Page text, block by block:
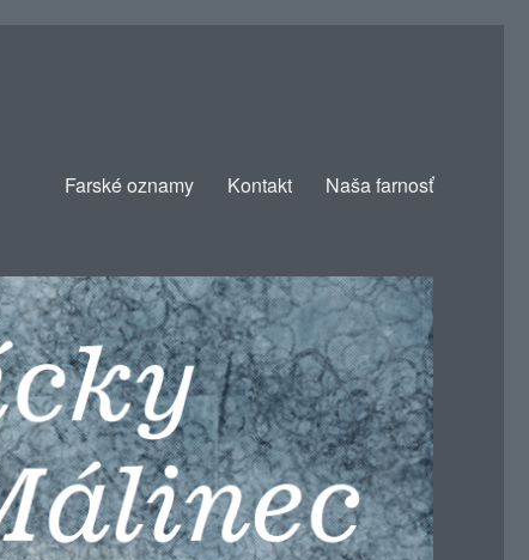
Farské oznamy Kontakt Naša farnosť